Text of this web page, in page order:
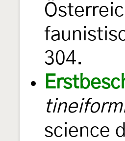
304.
science